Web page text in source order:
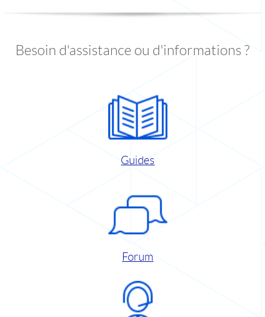
Besoin d'assistance ou d'informations ?
Guides
Forum